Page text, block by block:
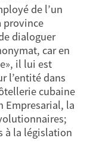
de l’un
province
dialoguer
car en
il lui est
l’entité dans
cubaine
Empresarial, la
à la législation